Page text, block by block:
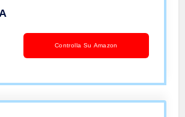
di compleanno
Controlla Su Amazon